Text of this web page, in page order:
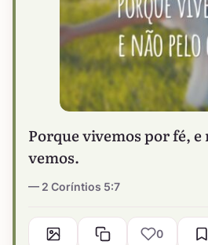
Porque vivemos por fé, e
vemos.
2 Coríntios 5:7
0